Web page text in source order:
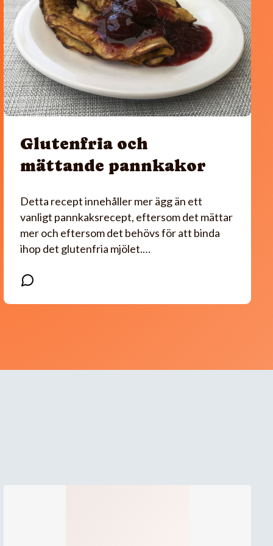
Glutenfria och
mättande pannkakor
Detta recept innehåller mer ägg än ett
vanligt pannkaksrecept, eftersom det mättar
mer och eftersom det behövs för att binda
ihop det glutenfria mjölet.…